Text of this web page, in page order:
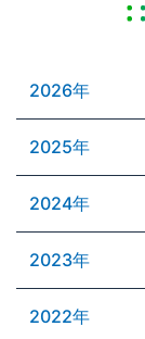
2026年
2025年
2024年
2023年
2022年